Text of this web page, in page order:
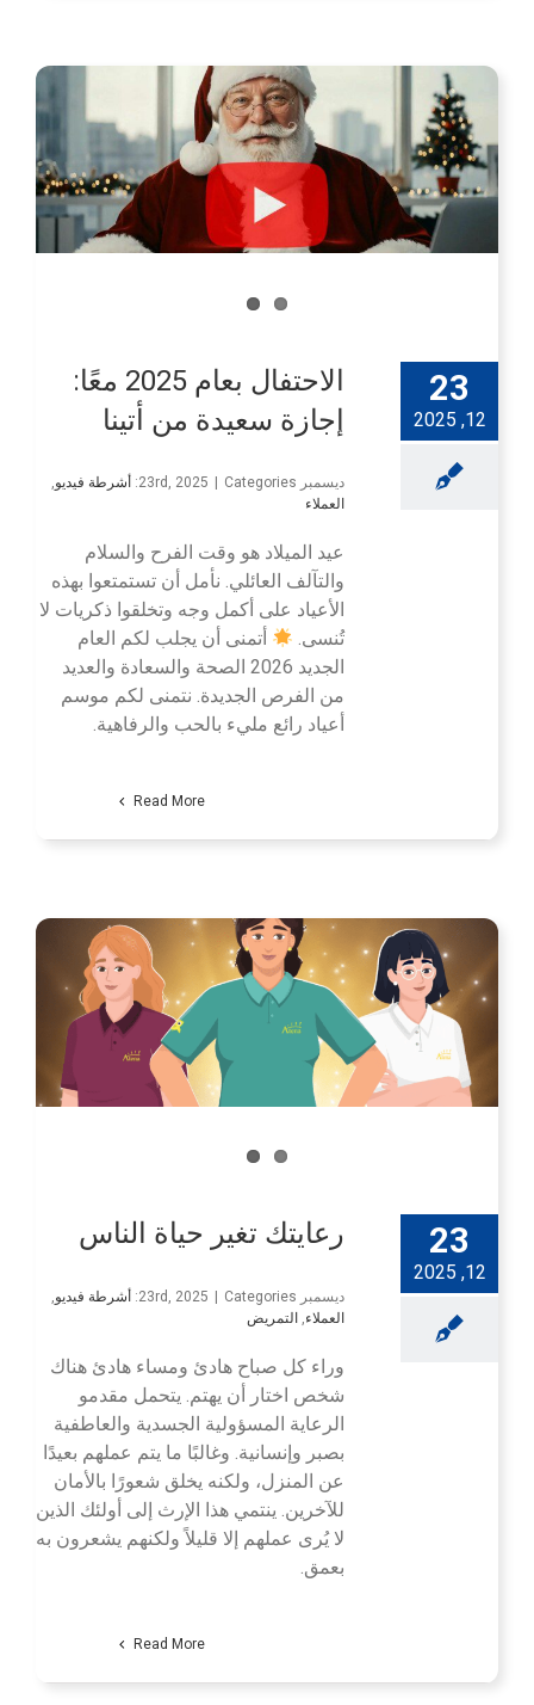
23
12, 2025
الاحتفال بعام 2025 معًا:
إجازة سعيدة من أتينا
ديسمبر 23rd, 2025 Categories: أشرطة فيديو,
العملاء
عيد الميلاد هو وقت الفرح والسلام
والتآلف العائلي. نأمل أن تستمتعوا بهذه
الأعياد على أكمل وجه وتخلقوا ذكريات لا
تُنسى.
أتمنى أن يجلب لكم العام
الجديد 2026 الصحة والسعادة والعديد
من الفرص الجديدة. نتمنى لكم موسم
أعياد رائع مليء بالحب والرفاهية.
Read More
23
12, 2025
رعايتك تغير حياة الناس
ديسمبر 23rd, 2025 | Categories: أشرطة فيديو,
العملاء, التمريض
وراء كل صباح هادئ ومساء هادئ هناك
شخص اختار أن يهتم. يتحمل مقدمو
الرعاية المسؤولية الجسدية والعاطفية
بصبر وإنسانية. وغالبًا ما يتم عملهم بعيدًا
عن المنزل، ولكنه يخلق شعورًا بالأمان
للآخرين. ينتمي هذا الإرث إلى أولئك الذين
لا يُرى عملهم إلا قليلاً ولكنهم يشعرون به
بعمق.
Read More